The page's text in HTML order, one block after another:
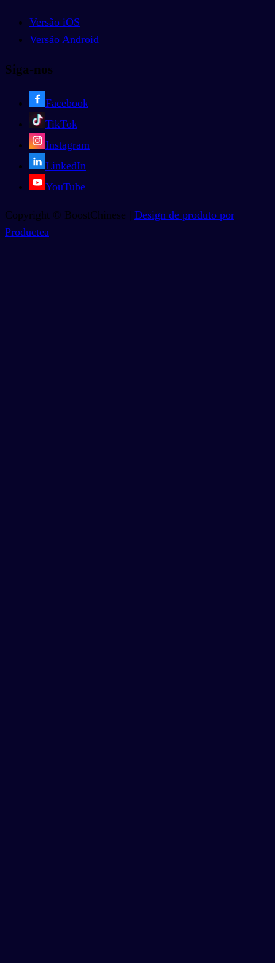
Versão iOS
Versão Android
Siga-nos
Facebook
TikTok
Instagram
LinkedIn
YouTube
Copyright © BoostChinese | Design de produto por
Productea